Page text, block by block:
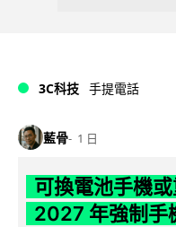
3C科技 手提電話
藍骨 1 日
可換電池手機
2027 年強制手